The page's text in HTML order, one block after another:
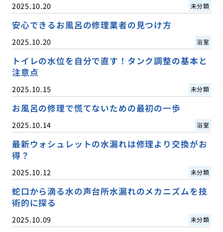
2025.10.20 未分類
安心できるお風呂の修理業者の見つけ方
2025.10.20 浴室
トイレの水位を自分で直す！タンク調整の基本と
注意点
2025.10.15 未分類
お風呂の修理で慌てないための最初の一歩
2025.10.14 浴室
最新ウォシュレットの水漏れは修理より交換がお
得？
2025.10.12 未分類
蛇口から滴る水の声台所水漏れのメカニズムを技
術的に探る
2025.10.09 未分類